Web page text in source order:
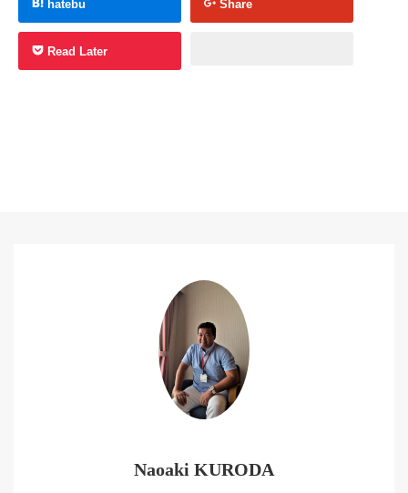
hatebu Share
Read Later
Naoaki KURODA